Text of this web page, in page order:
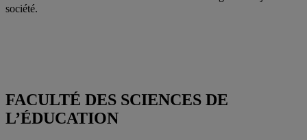
société.
FACULTÉ DES SCIENCES DE
L’ÉDUCATION